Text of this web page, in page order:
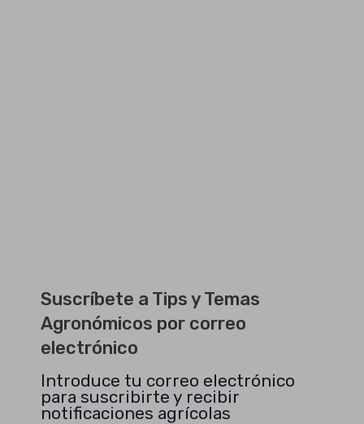
Suscríbete a Tips y Temas
Agronómicos por correo
electrónico
Introduce tu correo electrónico
para suscribirte y recibir
notificaciones agrícolas